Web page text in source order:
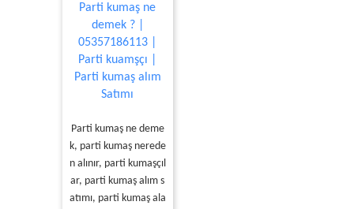
Parti kumaş ne
demek ? |
05357186113 |
Parti kuamşçı |
Parti kumaş alım
Satımı
Parti kumaş ne deme
k, parti kumaş nerede
n alınır, parti kumaşçıl
ar, parti kumaş alım s
atımı, parti kumaş ala